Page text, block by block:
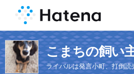
こまちの飼い
ライバルは発言小町、打倒